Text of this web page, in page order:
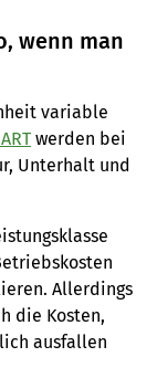
wenn man
variable
werden bei
Unterhalt und
Allerdings
die Kosten,
ausfallen